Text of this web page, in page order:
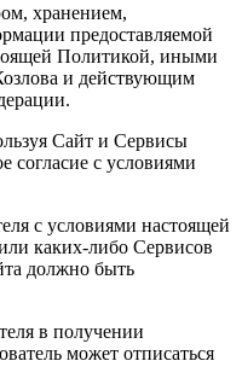
хранением,
предоставляемой
Политикой, иными
и действующим
Сайт и Сервисы
согласие с условиями
с условиями настоящей
каких-либо Сервисов
должно быть
в получении
может отписаться